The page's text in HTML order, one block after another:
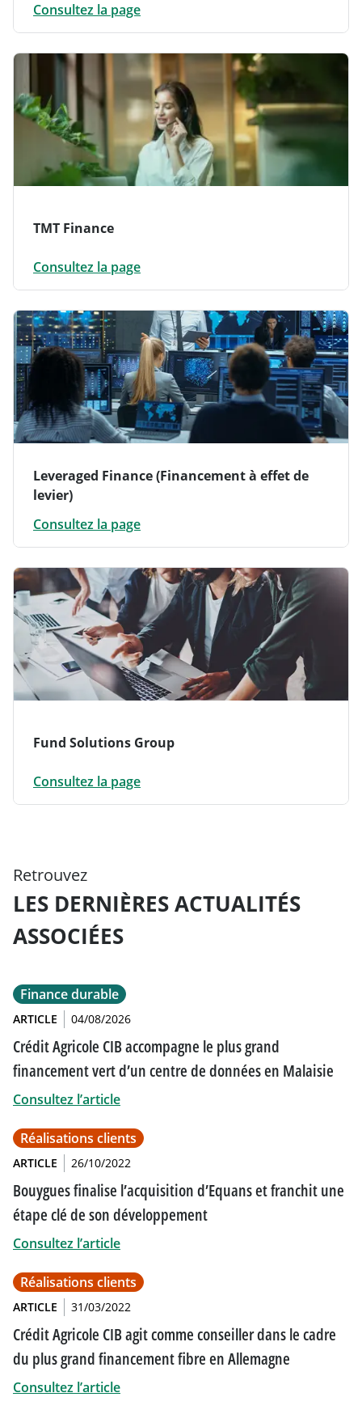
Consultez la page
TMT Finance
Consultez la page
Leveraged Finance (Financement à effet de
levier)
Consultez la page
Fund Solutions Group
Consultez la page
Retrouvez
LES DERNIÈRES ACTUALITÉS
ASSOCIÉES
Finance durable
ARTICLE 04/08/2026
Crédit Agricole CIB accompagne le plus grand
financement vert d’un centre de données en Malaisie
Consultez l’article
Réalisations clients
ARTICLE 26/10/2022
Bouygues finalise l’acquisition d’Equans et franchit une
étape clé de son développement
Consultez l’article
Réalisations clients
ARTICLE 31/03/2022
Crédit Agricole CIB agit comme conseiller dans le cadre
du plus grand financement fibre en Allemagne
Consultez l’article